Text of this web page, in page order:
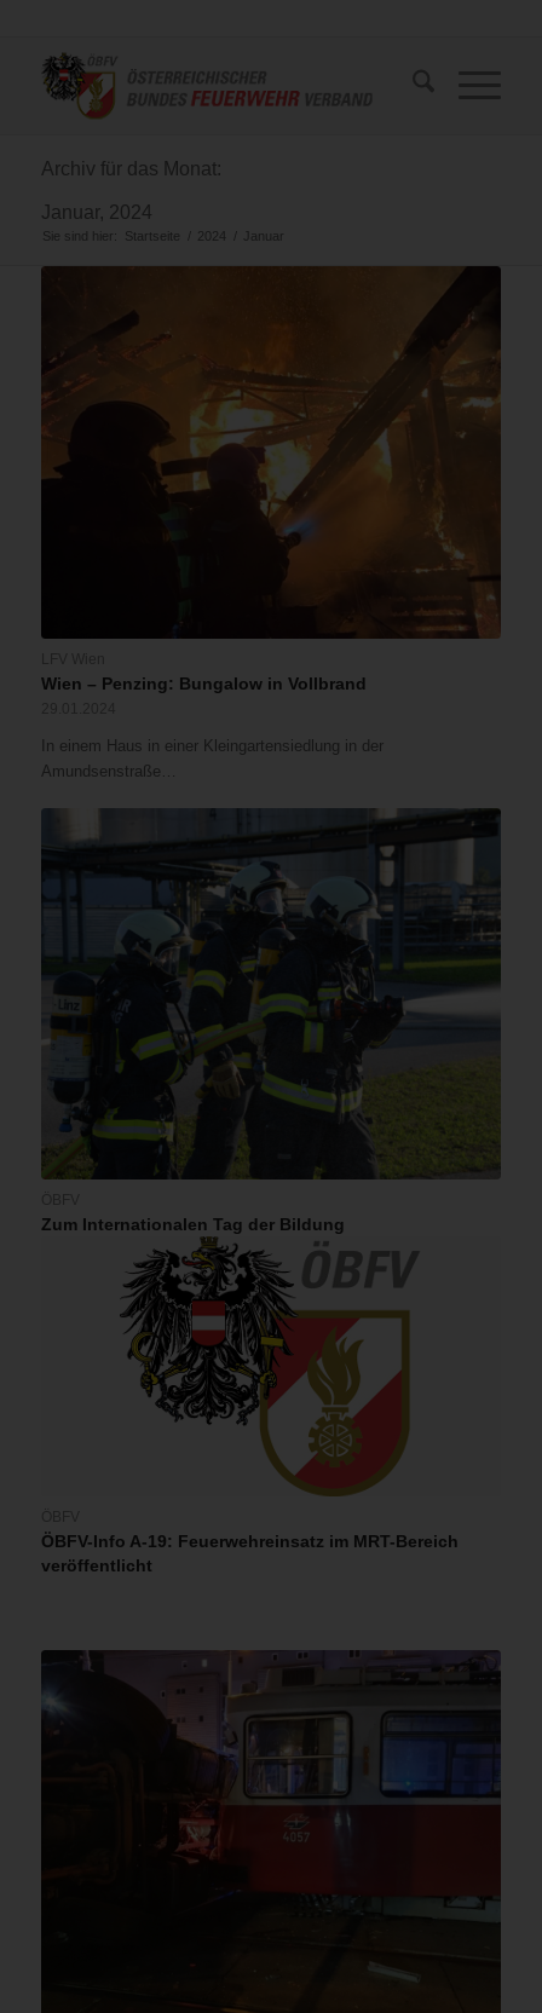
Archiv für das Monat:
Januar, 2024
Sie sind hier: Startseite / 2024 / Januar
Wien – Penzing: Bungalow in Vollbrand
In einem Haus in einer Kleingartensiedlung in der
Amundsenstraße…
Zum Internationalen Tag der Bildung
ÖBFV-Info A-19: Feuerwehreinsatz im MRT-Bereich
veröffentlicht